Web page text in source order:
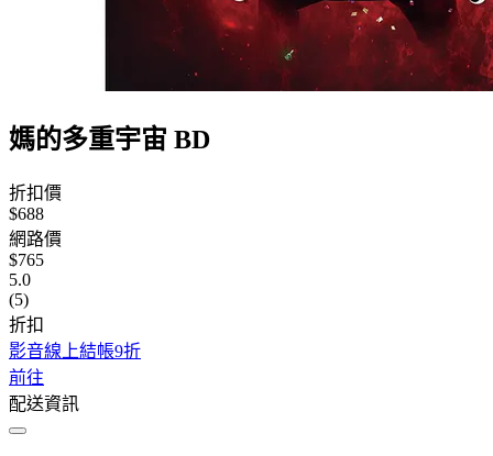
媽的多重宇宙 BD
折扣價
$688
網路價
$765
5.0
(5)
折扣
影音線上結帳9折
前往
配送資訊